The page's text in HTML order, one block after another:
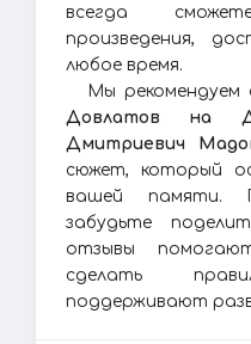
всегда
произведения,
любое время.
Мы
Довлатов на
Дмитриевич
сюжет, который
вашей памяти.
забудьте
отзывы
сделать
поддерживают